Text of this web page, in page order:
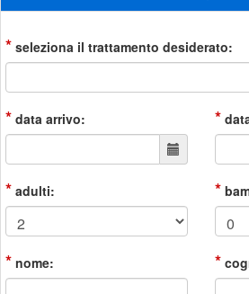
* seleziona il trattamento desiderato:
* data arrivo: *
* adulti: *
* nome: *